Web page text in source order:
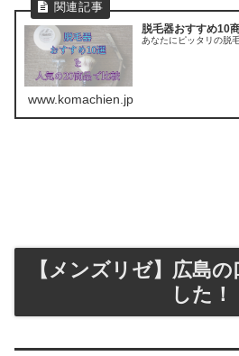
脱毛器おすすめ10
あなたにピッタリの脱
www.komachien.jp
【メンズリゼ】広島
した！